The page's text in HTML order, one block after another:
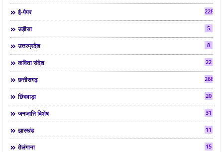
ई-पेपर 2286
उड़ीसा 5
उत्तरप्रदेश 8
कविता संदेश 22
छत्तीसगढ़ 268
छिंदवाड़ा 20
जनजाति विशेष 31
झारखंड 11
तेलंगाना 15